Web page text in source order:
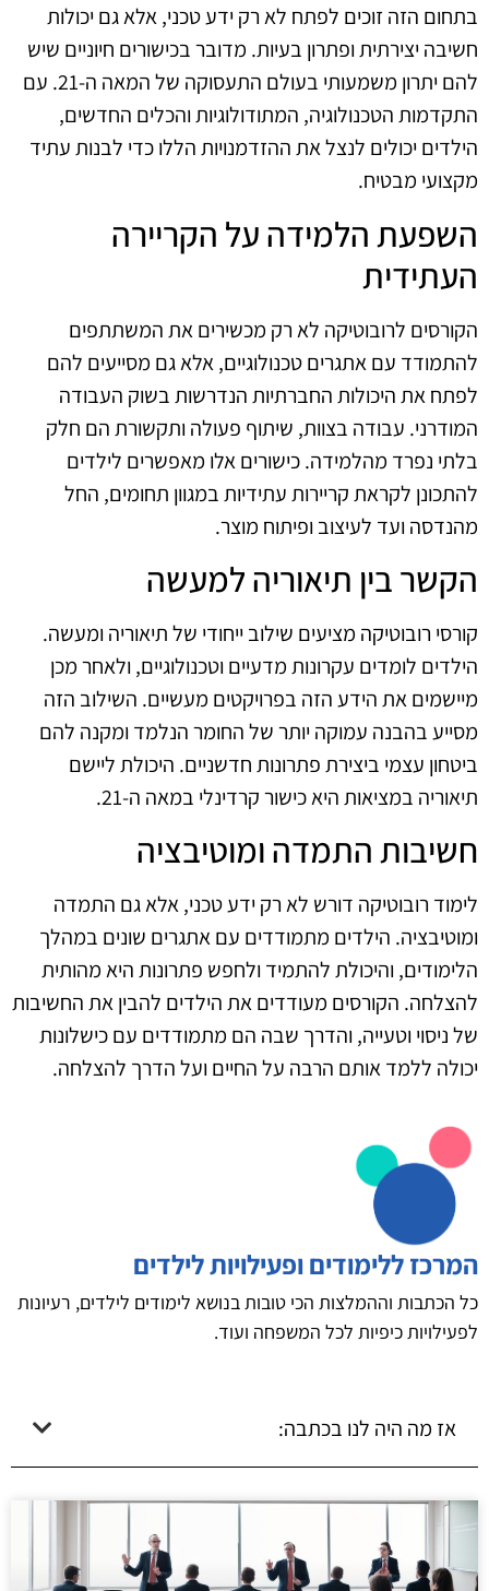
בתחום הזה זוכים לפתח לא רק ידע טכני, אלא גם יכולות
חשיבה יצירתית ופתרון בעיות. מדובר בכישורים חיוניים שיש
להם יתרון משמעותי בעולם התעסוקה של המאה ה-21. עם
התקדמות הטכנולוגיה, המתודולוגיות והכלים החדשים,
הילדים יכולים לנצל את ההזדמנויות הללו כדי לבנות עתיד
מקצועי מבטיח.
השפעת הלמידה על הקריירה
העתידית
הקורסים לרובוטיקה לא רק מכשירים את המשתתפים
להתמודד עם אתגרים טכנולוגיים, אלא גם מסייעים להם
לפתח את היכולות החברתיות הנדרשות בשוק העבודה
המודרני. עבודה בצוות, שיתוף פעולה ותקשורת הם חלק
בלתי נפרד מהלמידה. כישורים אלו מאפשרים לילדים
להתכונן לקראת קריירות עתידיות במגוון תחומים, החל
מהנדסה ועד לעיצוב ופיתוח מוצר.
הקשר בין תיאוריה למעשה
קורסי רובוטיקה מציעים שילוב ייחודי של תיאוריה ומעשה.
הילדים לומדים עקרונות מדעיים וטכנולוגיים, ולאחר מכן
מיישמים את הידע הזה בפרויקטים מעשיים. השילוב הזה
מסייע בהבנה עמוקה יותר של החומר הנלמד ומקנה להם
ביטחון עצמי ביצירת פתרונות חדשניים. היכולת ליישם
תיאוריה במציאות היא כישור קרדינלי במאה ה-21.
חשיבות התמדה ומוטיבציה
לימוד רובוטיקה דורש לא רק ידע טכני, אלא גם התמדה
ומוטיבציה. הילדים מתמודדים עם אתגרים שונים במהלך
הלימודים, והיכולת להתמיד ולחפש פתרונות היא מהותית
להצלחה. הקורסים מעודדים את הילדים להבין את החשיבות
של ניסוי וטעייה, והדרך שבה הם מתמודדים עם כישלונות
יכולה ללמד אותם הרבה על החיים ועל הדרך להצלחה.
המרכז ללימודים ופעילויות לילדים
כל הכתבות וההמלצות הכי טובות בנושא לימודים לילדים, רעיונות
לפעילויות כיפיות לכל המשפחה ועוד.
אז מה היה לנו בכתבה: